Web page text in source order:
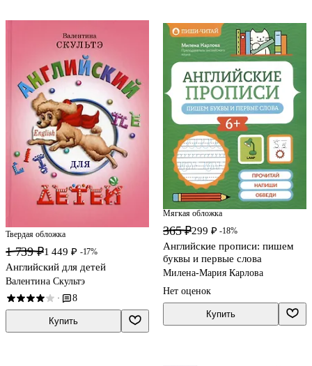
Твердая обложка
1 739 ₽1 449 ₽ -17%
Английский для детей
Валентина Скультэ
· 8
Купить
Мягкая обложка
365 ₽299 ₽ -18%
Английские прописи: пишем
буквы и первые слова
Милена-Мария Карлова
Нет оценок
Купить